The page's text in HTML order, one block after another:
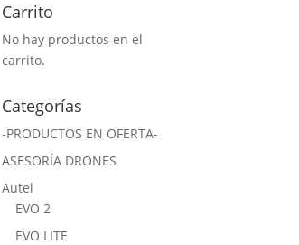
Carrito
No hay productos en el
carrito.
Categorías
-PRODUCTOS EN OFERTA-
ASESORÍA DRONES
Autel
EVO 2
EVO LITE